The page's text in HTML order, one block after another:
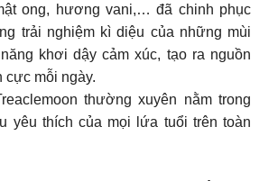
ong, hương vani,… đã chinh phục
trải nghiệm kì diệu của những mùi
khơi dậy cảm xúc, tạo ra nguồn
cực mỗi ngày.
thường xuyên nằm trong
yêu thích của mọi lứa tuổi trên toàn